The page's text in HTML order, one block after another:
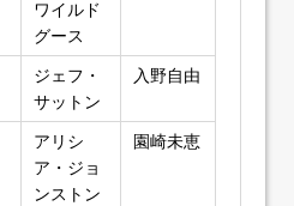
ワイルド
グース
ジェフ・
サットン
入野自由
アリシ
ア・ジョ
ンストン
園崎未恵